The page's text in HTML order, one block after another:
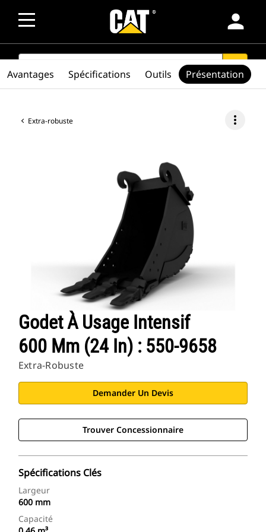
person
SEARCH search
Extra-robuste more_vert
Godet À Usage Intensif
600 Mm (24 In) : 550-9658
Extra-Robuste
Demander Un Devis
Trouver Concessionnaire
Spécifications Clés
Largeur
600 mm
Capacité
Avantages Spécifications Outils Présentation